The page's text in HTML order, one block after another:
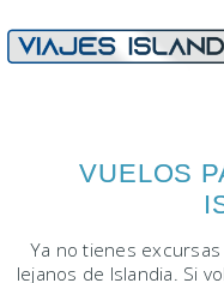
VUELOS
Ya no tienes
lejanos de Islandia. Si